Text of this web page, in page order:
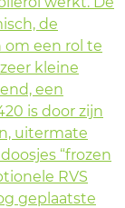
de
een rol te
kleine
een
is door zijn
uitermate
“frozen
RVS
geplaatste